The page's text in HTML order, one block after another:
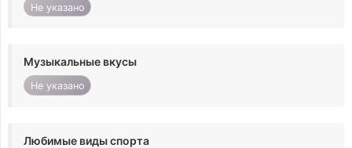
Не указано
Музыкальные вкусы
Не указано
Любимые виды спорта